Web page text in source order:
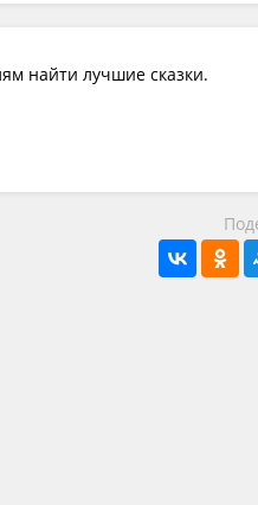
найти лучшие сказки.